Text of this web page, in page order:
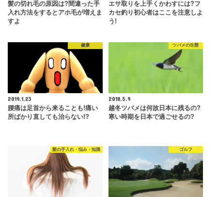
髪の切れ毛の原因は?間違った手
入れ方法をするとアホ毛が増えま
すよ
エサ取りを上手くかわすには?フ
カセ釣り初心者はここを注意しよ
う!
健康
2019.1.23
腰痛は足首から来ることも!痛い
所ばかり直しても治らない!?
ツバメの生態
2018.5.9
越冬ツバメは何故日本に残るの?
寒い時期を日本で過ごせるの?
髪の手入れ・悩み・知識 ゴルフ